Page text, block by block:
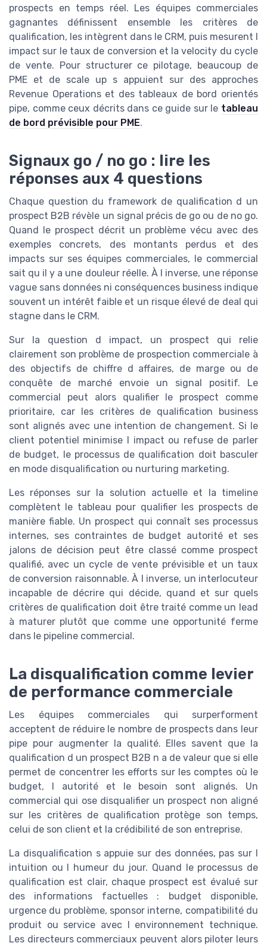
prospects en temps réel. Les équipes commerciales
gagnantes définissent ensemble les critères de
qualification, les intègrent dans le CRM, puis mesurent l
impact sur le taux de conversion et la velocity du cycle
de vente. Pour structurer ce pilotage, beaucoup de
PME et de scale up s appuient sur des approches
Revenue Operations et des tableaux de bord orientés
pipe, comme ceux décrits dans ce guide sur le tableau
de bord prévisible pour PME.
Signaux go / no go : lire les
réponses aux 4 questions
Chaque question du framework de qualification d un
prospect B2B révèle un signal précis de go ou de no go.
Quand le prospect décrit un problème vécu avec des
exemples concrets, des montants perdus et des
impacts sur ses équipes commerciales, le commercial
sait qu il y a une douleur réelle. À l inverse, une réponse
vague sans données ni conséquences business indique
souvent un intérêt faible et un risque élevé de deal qui
stagne dans le CRM.
Sur la question d impact, un prospect qui relie
clairement son problème de prospection commerciale à
des objectifs de chiffre d affaires, de marge ou de
conquête de marché envoie un signal positif. Le
commercial peut alors qualifier le prospect comme
prioritaire, car les critères de qualification business
sont alignés avec une intention de changement. Si le
client potentiel minimise l impact ou refuse de parler
de budget, le processus de qualification doit basculer
en mode disqualification ou nurturing marketing.
Les réponses sur la solution actuelle et la timeline
complètent le tableau pour qualifier les prospects de
manière fiable. Un prospect qui connaît ses processus
internes, ses contraintes de budget autorité et ses
jalons de décision peut être classé comme prospect
qualifié, avec un cycle de vente prévisible et un taux
de conversion raisonnable. À l inverse, un interlocuteur
incapable de décrire qui décide, quand et sur quels
critères de qualification doit être traité comme un lead
à maturer plutôt que comme une opportunité ferme
dans le pipeline commercial.
La disqualification comme levier
de performance commerciale
Les équipes commerciales qui surperforment
acceptent de réduire le nombre de prospects dans leur
pipe pour augmenter la qualité. Elles savent que la
qualification d un prospect B2B n a de valeur que si elle
permet de concentrer les efforts sur les comptes où le
budget, l autorité et le besoin sont alignés. Un
commercial qui ose disqualifier un prospect non aligné
sur les critères de qualification protège son temps,
celui de son client et la crédibilité de son entreprise.
La disqualification s appuie sur des données, pas sur l
intuition ou l humeur du jour. Quand le processus de
qualification est clair, chaque prospect est évalué sur
des informations factuelles : budget disponible,
urgence du problème, sponsor interne, compatibilité du
produit ou service avec l environnement technique.
Les directeurs commerciaux peuvent alors piloter leurs